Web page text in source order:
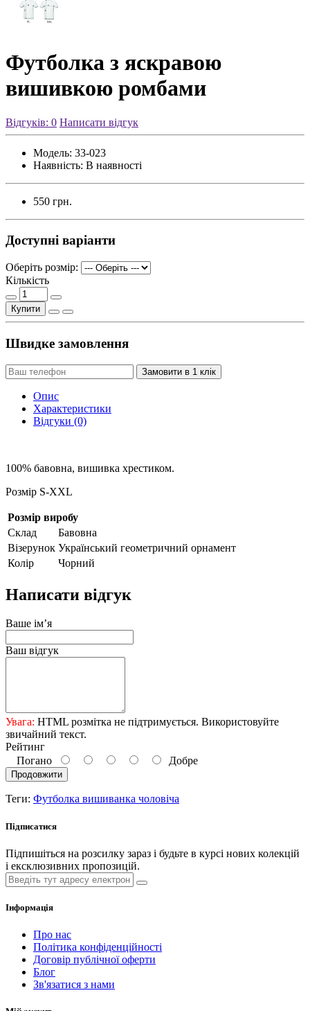
Футболка з яскравою
вишивкою ромбами
Відгуків: 0 Написати відгук
Модель: 33-023
Наявність: В наявності
550 грн.
Доступні варіанти
Оберіть розмір:
Кількість
Купити
Швидке замовлення
Замовити в 1 клік
Опис
Характеристики
Відгуки (0)
100% бавовна, вишивка хрестиком.
Розмір S-XXL
Розмір виробу
Склад
Бавовна
Візерунок Український геометричний орнамент
Колір
Чорний
Написати відгук
Ваше ім’я
Ваш відгук
Увага: HTML розмітка не підтримується. Використовуйте
звичайний текст.
Рейтинг
Погано
Добре
Продовжити
Теги: Футболка вишиванка чоловіча
Підписатися
Підпишіться на розсилку зараз і будьте в курсі нових колекцій
і ексклюзивних пропозицій.
Інформація
Про нас
Політика конфіденційності
Договір публічної оферти
Блог
Зв'язатися з нами